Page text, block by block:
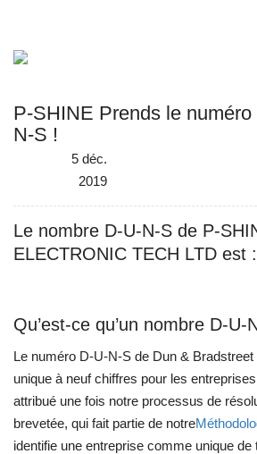
P-SHINE Prends le numéro
N-S !
5 déc.
2019
Le nombre D-U-N-S de P-
ELECTRONIC TECH LTD est
Qu’est-ce qu’un nombre D-U-
Le numéro D-U-N-S de Dun & Bradstreet
unique à neuf chiffres pour les
attribué une fois notre processus de
brevetée, qui fait partie de notre
identifie une entreprise comme unique